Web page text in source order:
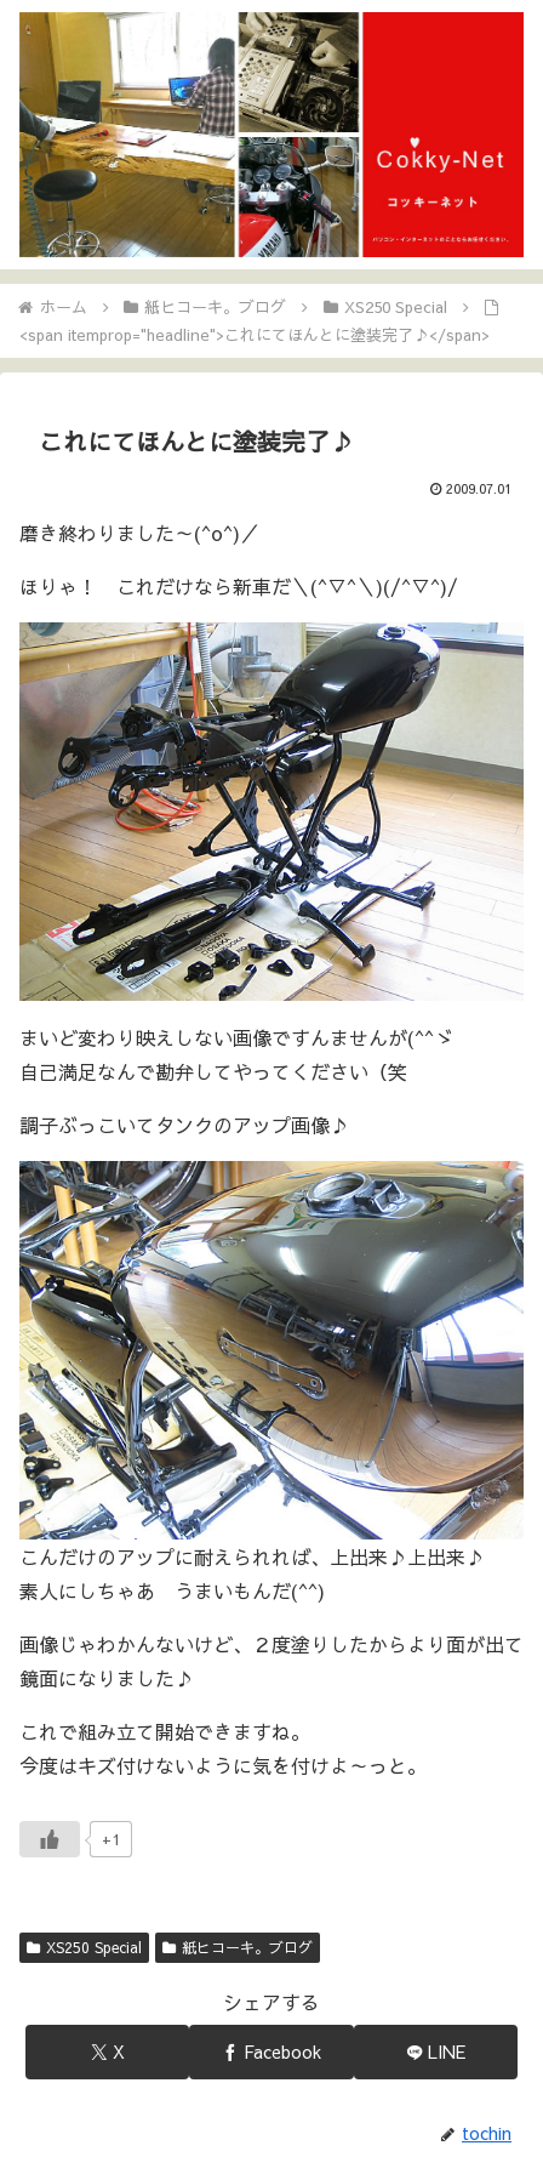
ホーム 紙ヒコーキ。ブログ
XS250 Special
<span itemprop="headline">これにてほんとに塗装完了♪</span>
これにてほんとに塗装完了♪
2009.07.01
磨き終わりました～(^o^)／
ほりゃ！ これだけなら新車だ＼(^▽^＼)(/^▽^)/
まいど変わり映えしない画像ですんませんが(^^ゞ
自己満足なんで勘弁してやってください（笑
調子ぶっこいてタンクのアップ画像♪
こんだけのアップに耐えられれば、上出来♪上出来♪
素人にしちゃあ うまいもんだ(^^)
画像じゃわかんないけど、２度塗りしたからより面が出て
鏡面になりました♪
これで組み立て開始できますね。
今度はキズ付けないように気を付けよ～っと。
+1
XS250 Special 紙ヒコーキ。ブログ
シェアする
X Facebook LINE
tochin